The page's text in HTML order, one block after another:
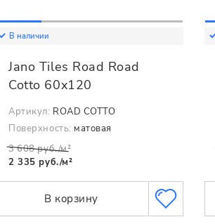
В наличии
Jano Tiles Road Road
Cotto 60x120
Артикул: ROAD COTTO
Поверхность: матовая
3 608 руб./м²
2 335 руб./м²
В корзину